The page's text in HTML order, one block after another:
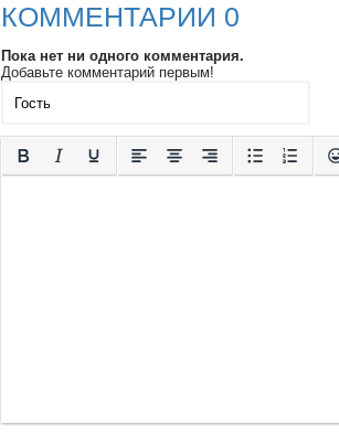
КОММЕНТАРИИ 0
Пока нет ни одного комментария.
Добавьте комментарий первым!